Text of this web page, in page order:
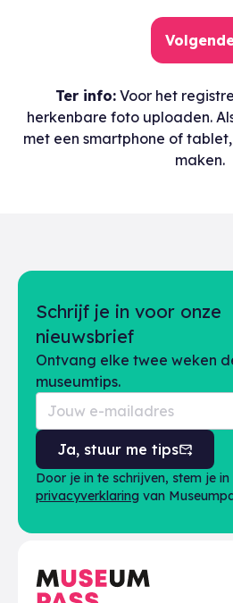
Ter info:Voor het
herkenbare foto uploaden.
met een smartphone of
maken.
Schrijf je in voor onze
nieuwsbrief
Ontvang elke twee weken
museumtips.
Ja, stuur me tips
Door je in te schrijven, stem je
privacyverklaring van